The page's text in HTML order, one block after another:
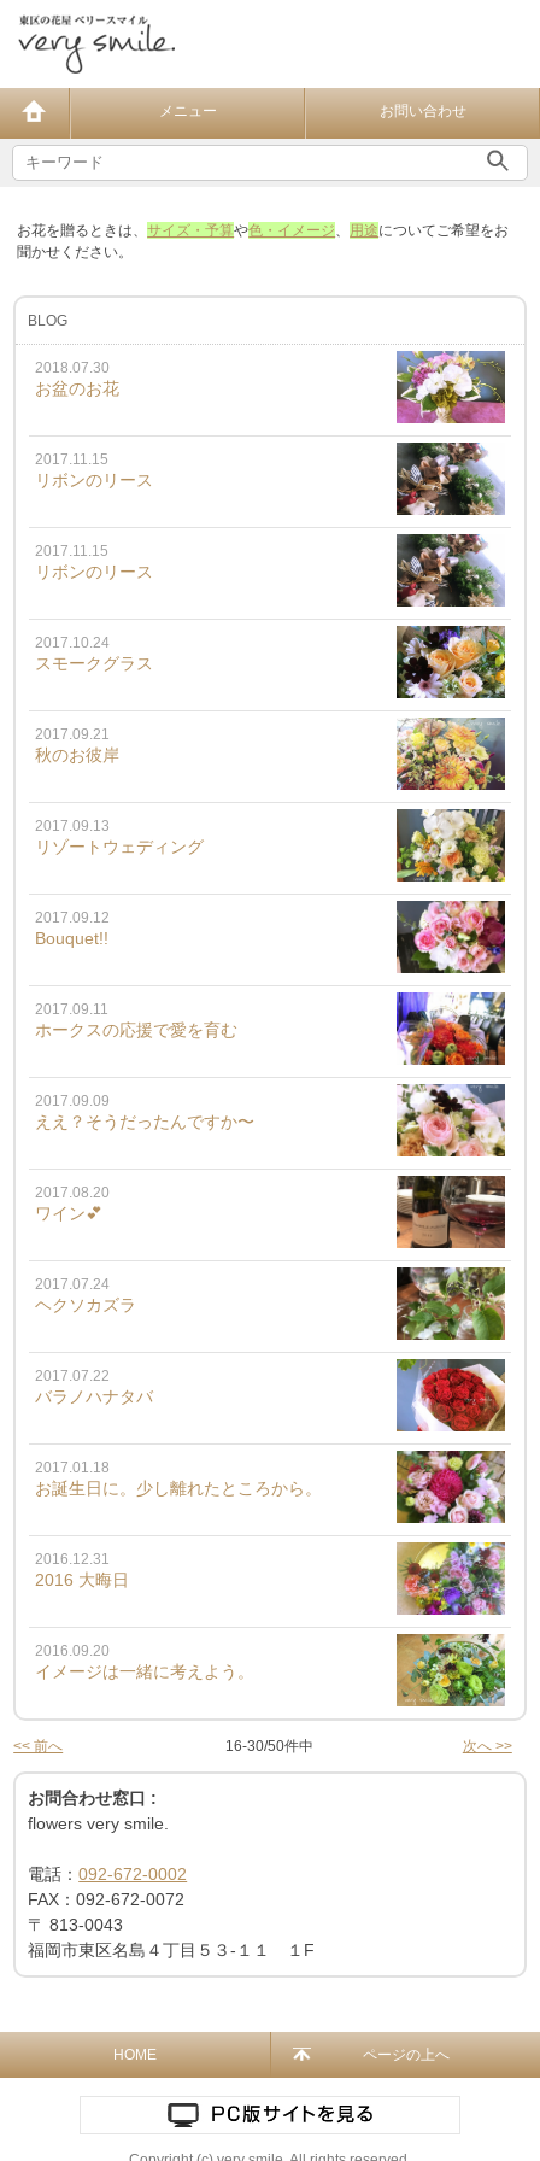
メニュー お問い合わせ
お花を贈るときは、サイズ・予算や色・イメージ、 用途についてご希望をお
聞かせください。
BLOG
2018.07.30
お盆のお花
2017.11.15
リボンのリース
2017.11.15
リボンのリース
2017.10.24
スモークグラス
2017.09.21
秋のお彼岸
2017.09.13
リゾートウェディング
2017.09.12
Bouquet!!
2017.09.11
ホークスの応援で愛を育む
2017.09.09
ええ？そうだったんですか〜
2017.08.20
ワイン💕
2017.07.24
ヘクソカズラ
2017.07.22
バラノハナタバ
2017.01.18
お誕生日に。少し離れたところから。
2016.12.31
2016 大晦日
2016.09.20
イメージは一緒に考えよう。
<< 前へ 16-30/50件中 次へ >>
お問合わせ窓口 :
flowers very smile.
電話：092-672-0002
FAX：092-672-0072
〒813-0043
福岡市東区名島４丁目５３-１１ １F
HOME ページの上へ